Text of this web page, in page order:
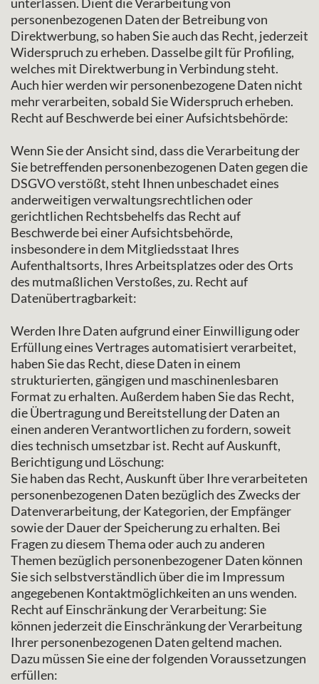
unterlassen. Dient die Verarbeitung von
personenbezogenen Daten der Betreibung von
Direktwerbung, so haben Sie auch das Recht, jederzeit
Widerspruch zu erheben. Dasselbe gilt für Profiling,
welches mit Direktwerbung in Verbindung steht.
Auch hier werden wir personenbezogene Daten nicht
mehr verarbeiten, sobald Sie Widerspruch erheben.
Recht auf Beschwerde bei einer Aufsichtsbehörde:
Wenn Sie der Ansicht sind, dass die Verarbeitung der
Sie betreffenden personenbezogenen Daten gegen die
DSGVO verstößt, steht Ihnen unbeschadet eines
anderweitigen verwaltungsrechtlichen oder
gerichtlichen Rechtsbehelfs das Recht auf
Beschwerde bei einer Aufsichtsbehörde,
insbesondere in dem Mitgliedsstaat Ihres
Aufenthaltsorts, Ihres Arbeitsplatzes oder des Orts
des mutmaßlichen Verstoßes, zu. Recht auf
Datenübertragbarkeit:
Werden Ihre Daten aufgrund einer Einwilligung oder
Erfüllung eines Vertrages automatisiert verarbeitet,
haben Sie das Recht, diese Daten in einem
strukturierten, gängigen und maschinenlesbaren
Format zu erhalten. Außerdem haben Sie das Recht,
die Übertragung und Bereitstellung der Daten an
einen anderen Verantwortlichen zu fordern, soweit
dies technisch umsetzbar ist. Recht auf Auskunft,
Berichtigung und Löschung:
Sie haben das Recht, Auskunft über Ihre verarbeiteten
personenbezogenen Daten bezüglich des Zwecks der
Datenverarbeitung, der Kategorien, der Empfänger
sowie der Dauer der Speicherung zu erhalten. Bei
Fragen zu diesem Thema oder auch zu anderen
Themen bezüglich personenbezogener Daten können
Sie sich selbstverständlich über die im Impressum
angegebenen Kontaktmöglichkeiten an uns wenden.
Recht auf Einschränkung der Verarbeitung: Sie
können jederzeit die Einschränkung der Verarbeitung
Ihrer personenbezogenen Daten geltend machen.
Dazu müssen Sie eine der folgenden Voraussetzungen
erfüllen: